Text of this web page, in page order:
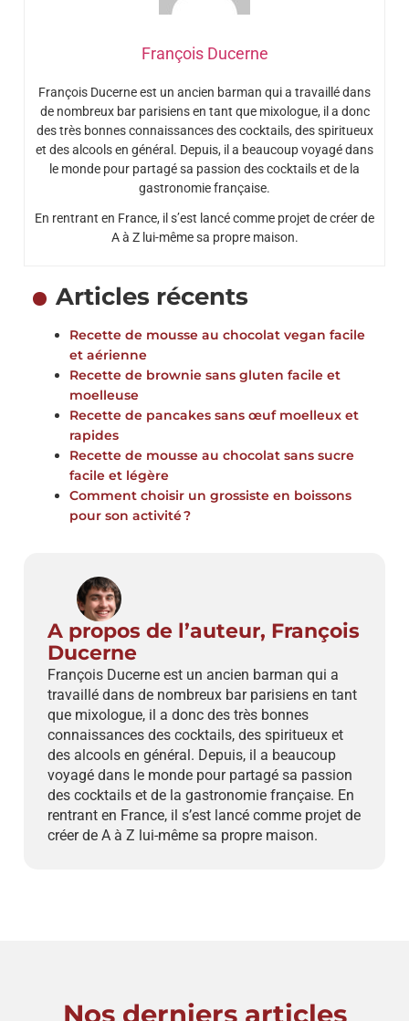
François Ducerne
François Ducerne est un ancien barman qui a travaillé dans
de nombreux bar parisiens en tant que mixologue, il a donc
des très bonnes connaissances des cocktails, des spiritueux
et des alcools en général. Depuis, il a beaucoup voyagé dans
le monde pour partagé sa passion des cocktails et de la
gastronomie française.
En rentrant en France, il s’est lancé comme projet de créer de
A à Z lui-même sa propre maison.
Articles récents
Recette de mousse au chocolat vegan facile
et aérienne
Recette de brownie sans gluten facile et
moelleuse
Recette de pancakes sans œuf moelleux et
rapides
Recette de mousse au chocolat sans sucre
facile et légère
Comment choisir un grossiste en boissons
pour son activité ?
A propos de l’auteur, François
Ducerne
François Ducerne est un ancien barman qui a
travaillé dans de nombreux bar parisiens en tant
que mixologue, il a donc des très bonnes
connaissances des cocktails, des spiritueux et
des alcools en général. Depuis, il a beaucoup
voyagé dans le monde pour partagé sa passion
des cocktails et de la gastronomie française. En
rentrant en France, il s’est lancé comme projet de
créer de A à Z lui-même sa propre maison.
Nos derniers articles